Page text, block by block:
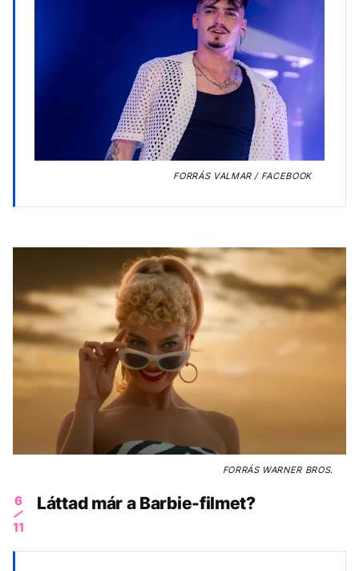
FORRÁSVALMAR / FACEBOOK
FORRÁSWARNER BROS.
6
11
Láttad már a Barbie-filmet?